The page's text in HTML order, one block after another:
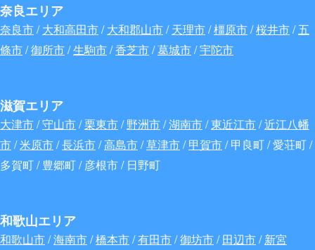
奈良エリア
奈良市/大和高田市/大和郡山市/天理市/橿原市/桜井市/五
條市/御所市/生駒市/香芝市/葛城市/宇陀市
滋賀エリア
大津市/守山市/栗東市/野洲市/湖南市/東近江市/近江八幡
市/米原市/長浜市/高島市/草津市/甲賀市/ 甲良町 / 愛荘町 /
多賀町 / 豊郷町 / 彦根市 / 日野町
和歌山エリア
和歌山市/海南市/橋本市/有田市/御坊市/田辺市/新宮